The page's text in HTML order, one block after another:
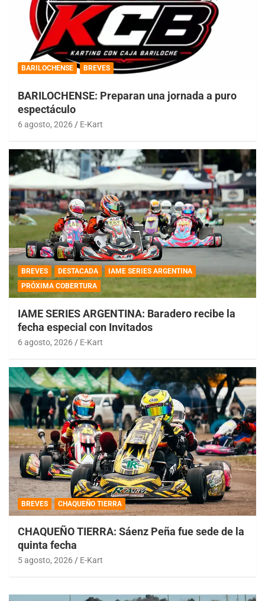
BARILOCHENSE BREVES
BARILOCHENSE: Preparan una jornada a puro
espectáculo
6 agosto, 2026 E-Kart
BREVES DESTACADA
IAME SERIES ARGENTINA
PRÓXIMA COBERTURA
IAME SERIES ARGENTINA: Baradero recibe la
fecha especial con Invitados
6 agosto, 2026 E-Kart
BREVES CHAQUEÑO TIERRA
CHAQUEÑO TIERRA: Sáenz Peña fue sede de la
quinta fecha
5 agosto, 2026 E-Kart